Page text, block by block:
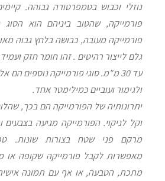
נוזלי וכבוש בטמפרטורה גבוהה.
פורמייקה מעובה, כבושה בלחץ גבוה
גלם לייצור רהיטים . זהו חומר חזק
עד 30 מ"מ. סוגי פורמייקה נוספים הם
ולגימור ועוביים כמילימטר אחד.
יתרונותיה של הפורמייקה הם בכך,
וקל לניקוי. הפורמייקה מגיעה בצבעים
מרקם פני שטח בצורות שונות.
מאפשרות לקבל פורמייקה שקופה או
מתכת, הטבעה, או אף עם תמונה